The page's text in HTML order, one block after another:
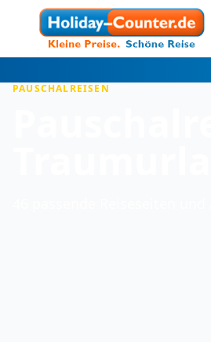
PAUSCHALREISEN